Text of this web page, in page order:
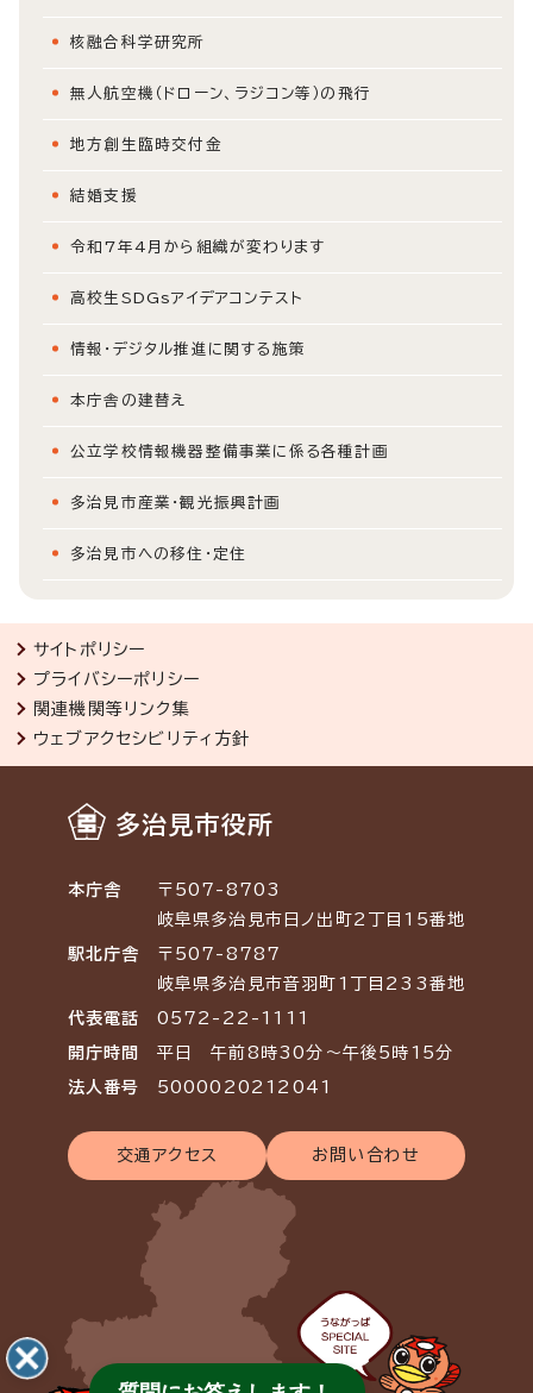
核融合科学研究所
無人航空機（ドローン、ラジコン等）の飛行
地方創生臨時交付金
結婚支援
令和7年4月から組織が変わります
高校生SDGsアイデアコンテスト
情報・デジタル推進に関する施策
本庁舎の建替え
公立学校情報機器整備事業に係る各種計画
多治見市産業・観光振興計画
多治見市への移住・定住
サイトポリシー
プライバシーポリシー
関連機関等リンク集
ウェブアクセシビリティ方針
多治見市役所
本庁舎
〒507-8703
岐阜県多治見市日ノ出町2丁目15番地
駅北庁舎
〒507-8787
岐阜県多治見市音羽町1丁目233番地
代表電話 0572-22-1111
開庁時間 平日 午前8時30分～午後5時15分
法人番号 5000020212041
交通アクセス お問い合わせ